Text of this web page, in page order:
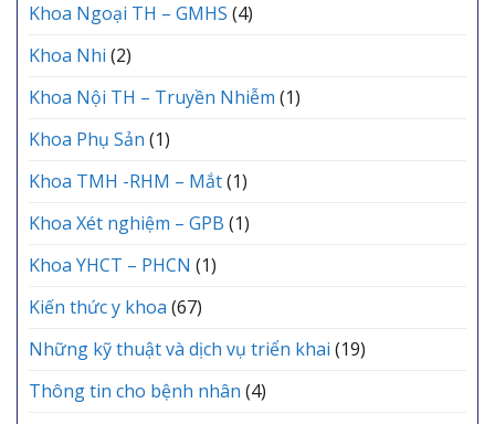
Khoa Ngoại TH – GMHS (4)
Khoa Nhi (2)
Khoa Nội TH – Truyền Nhiễm (1)
Khoa Phụ Sản (1)
Khoa TMH -RHM – Mắt(1)
Khoa Xét nghiệm – GPB (1)
Khoa YHCT – PHCN (1)
Kiến thức y khoa (67)
Những kỹ thuật và dịch vụ triển khai (19)
Thông tin cho bệnh nhân (4)